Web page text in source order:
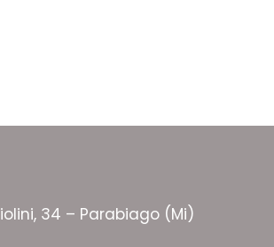
34 – Parabiago (Mi)